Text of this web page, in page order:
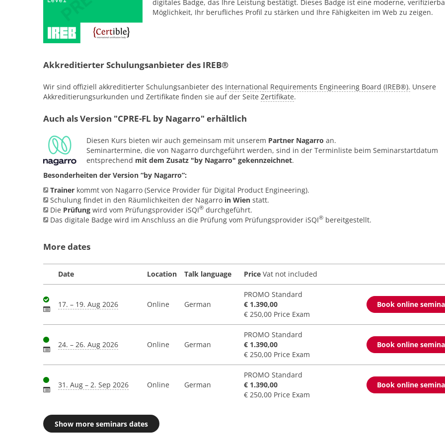
digitales Badge, das Ihre Leistung bestätigt. Dieses Badge ist eine moderne,
Möglichkeit, Ihr berufliches Profil zu stärken und Ihre Fähigkeiten im Web zu zeigen.
Akkreditierter Schulungsanbieter des IREB®
Wir sind offiziell akkreditierter Schulungsanbieter des International Requirements Engineering Board (IREB®). Unsere
Akkreditierungsurkunden und Zertifikate finden sie auf der Seite Zertifikate.
Auch als Version "CPRE-FL by Nagarro" erhältlich
Diesen Kurs bieten wir auch gemeinsam mit unserem Partner Nagarro an.
Seminartermine, die von Nagarro durchgeführt werden, sind in der Terminliste beim Seminarstartdatum
entsprechend mit dem Zusatz "by Nagarro" gekennzeichnet.
Besonderheiten der Version “by Nagarro”:
Trainer kommt von Nagarro (Service Provider für Digital Product Engineering).
Schulung findet in den Räumlichkeiten der Nagarro in Wien statt.
Die Prüfung wird vom Prüfungsprovider iSQI® durchgeführt.
Das digitale Badge wird im Anschluss an die Prüfung vom Prüfungsprovider iSQI® bereitgestellt.
More dates
Date Location Talk language Price Vat not included
17. – 19. Aug 2026 Online German
PROMO Standard
€ 1.390,00
€ 250,00 Price Exam
Book online
24. – 26. Aug 2026 Online German
PROMO Standard
€ 1.390,00
€ 250,00 Price Exam
Book online
31. Aug – 2. Sep 2026 Online German
PROMO Standard
€ 1.390,00
€ 250,00 Price Exam
Book online
Show more seminars dates